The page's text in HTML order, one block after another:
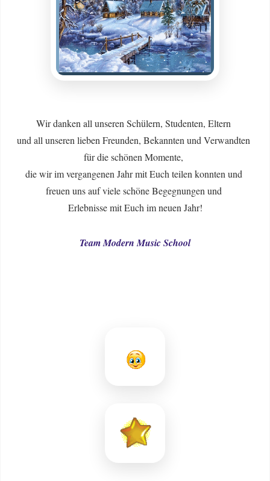
Wir danken all unseren Schülern, Studenten, Eltern
und all unseren lieben Freunden, Bekannten und Verwandten
für die schönen Momente,
die wir im vergangenen Jahr mit Euch teilen konnten und
freuen uns auf viele schöne Begegnungen und
Erlebnisse mit Euch im neuen Jahr!
Team Modern Music School